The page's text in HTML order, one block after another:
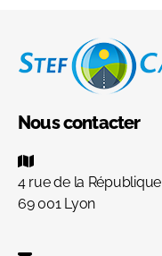
Nous contacter
4 rue de la République
69 001 Lyon